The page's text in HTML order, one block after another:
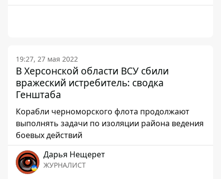
19:27, 27 мая 2022
В Херсонской области ВСУ сбили
вражеский истребитель: сводка
Генштаба
Корабли черноморского флота продолжают
выполнять задачи по изоляции района ведения
боевых действий
Дарья Нещерет
ЖУРНАЛИСТ